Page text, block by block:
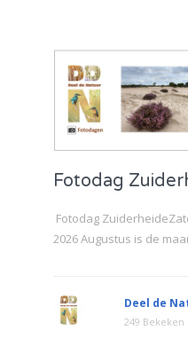
Fotodag
Fotodag
2026 Augustus is de
Deel de
249 Bekeken